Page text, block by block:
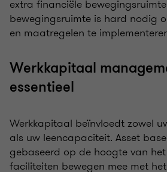
extra financiële
bewegingsruimte is hard nodig
en maatregelen te
Werkkapitaal
essentieel
Werkkapitaal beïnvloedt zowel
als uw leencapaciteit. Asset
gebaseerd op de hoogte van
faciliteiten bewegen mee met